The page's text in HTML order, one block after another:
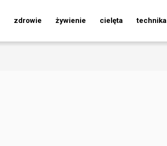
zdrowie żywienie cielęta technika